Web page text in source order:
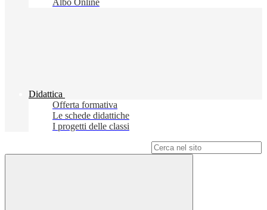
Albo Online
Didattica
Offerta formativa
Le schede didattiche
I progetti delle classi